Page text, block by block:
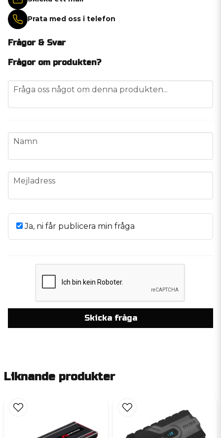
Prata med oss i telefon
Frågor & Svar
Frågor om produkten?
question
Fråga oss något om denna produkten...
name
Namn
email
Mejladress
Ja, ni får publicera min fråga
Skicka fråga
Liknande produkter